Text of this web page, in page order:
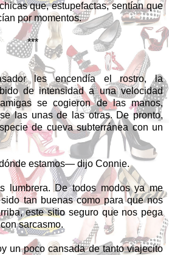
que, estupefactas, sentían que
por momentos.
***
les encendía el rostro, la
de intensidad a una velocidad
se cogieron de las manos,
las unas de las otras. De pronto,
de cueva subterránea con un
estamos— dijo Connie.
lumbrera. De todos modos ya me
tan buenas como para que nos
este sitio seguro que nos pega
sarcasmo.
un poco cansada de tanto viajecito